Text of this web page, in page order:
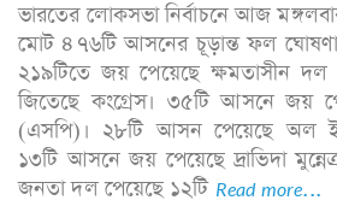
ভারতের লোকসভা নির্বাচনে আজ
মোট ৪৭৬টি আসনের চূড়ান্ত ফল
২১৯টিতে জয় পেয়েছে ক্ষমতাসীন
জিতেছে কংগ্রেস। ৩৫টি আসনে জয়
(এসপি)। ২৮টি আসন পেয়েছে অল
১৩টি আসনে জয় পেয়েছে দ্রাভিদা
জনতা দল পেয়েছে ১২টি Read more...